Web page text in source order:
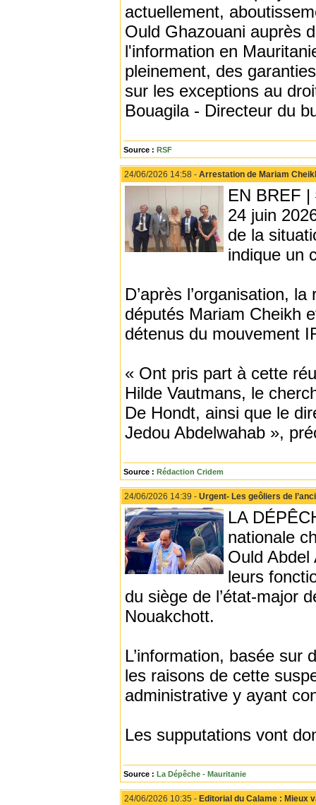
actuellement,
Ould Ghazouani auprès
l'information en
pleinement, des
sur les exceptions au
Bouagila - Directeur du
Source : RSF
24/06/2026 14:58 - Arrestation de Mariam
EN BREF |
24 juin
de la
indique un
D’après l’organisation,
députés Mariam Cheikh
détenus du mouvement
« Ont pris part à cette
Hilde Vautmans, le
De Hondt, ainsi que le
Jedou Abdelwahab »,
Source : Rédaction Cridem
24/06/2026 14:39 - Urgent- Les geôliers de
LA
nationale
Ould
leurs
du siège de l’état-major
Nouakchott.
L’information, basée sur
les raisons de cette
administrative y ayant
Les supputations vont
Source : La Dépêche - Mauritanie
24/06/2026 10:35 - Editorial du Calame : Mieux